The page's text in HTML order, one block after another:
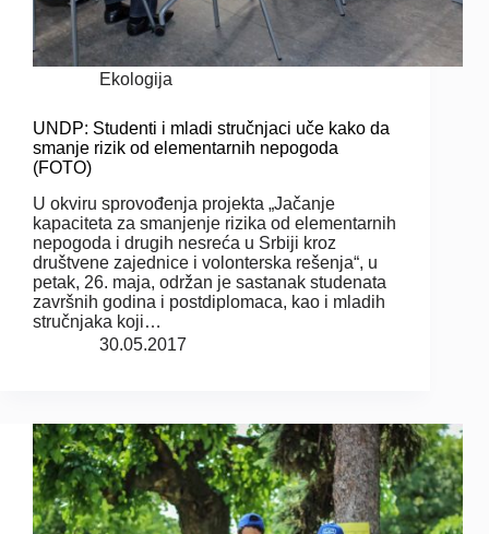
Ekologija
UNDP: Studenti i mladi stručnjaci uče kako da
smanje rizik od elementarnih nepogoda
(FOTO)
U okviru sprovođenja projekta „Jačanje
kapaciteta za smanjenje rizika od elementarnih
nepogoda i drugih nesreća u Srbiji kroz
društvene zajednice i volonterska rešenja“, u
petak, 26. maja, održan je sastanak studenata
završnih godina i postdiplomaca, kao i mladih
stručnjaka koji…
30.05.2017